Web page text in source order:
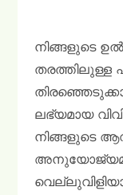
നിങ്ങളുടെ
തരത്തിലുള്ള
ലഭ്യമായ
നിങ്ങളുടെ